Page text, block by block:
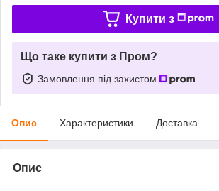
Купити з
Що таке купити з Пром?
Замовлення під захистом
Опис Характеристики Доставка
Опис